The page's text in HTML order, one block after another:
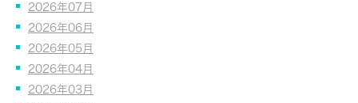
2026年07月
2026年06月
2026年05月
2026年04月
2026年03月